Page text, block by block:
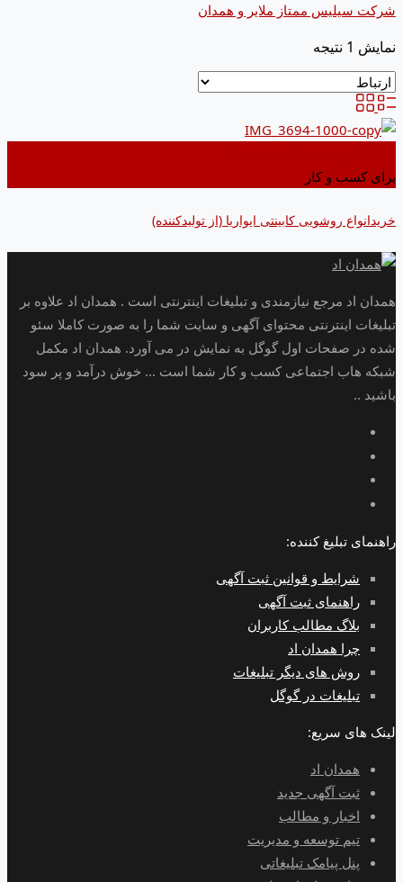
شرکت سیلیس ممتاز ملایر و همدان
نمایش 1 نتیجه
برای کسب و کار
خریدانواع روشویی کابینتی ایواریا (از تولیدکننده)
همدان اد مرجع نیازمندی و تبلیغات اینترنتی است . همدان اد علاوه بر
تبلیغات اینترنتی محتوای آگهی و سایت شما را به صورت کاملا سئو
شده در صفحات اول گوگل به نمایش در می آورد. همدان اد مکمل
شبکه هاب اجتماعی کسب و کار شما است ... خوش درآمد و پر سود
باشید ..
راهنمای تبلیغ کننده:
شرایط و قوانین ثبت آگهی
راهنمای ثبت آگهی
بلاگ مطالب کاربران
چرا همدان اد
روش های دیگر تبلیغات
تبلیغات در گوگل
لینک های سریع:
همدان اد
ثبت آگهی جدید
اخبار و مطالب
تیم توسعه و مدیریت
پنل پیامک تبلیغاتی